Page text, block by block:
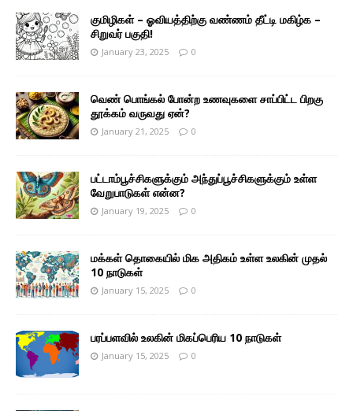
குமிழிகள் – ஓவியத்திற்கு வண்ணம் தீட்டி மகிழ்க –
சிறுவர் பகுதி!
January 23, 2025 0
வெண் பொங்கல் போன்ற உணவுகளை சாப்பிட்ட பிறகு
தூக்கம் வருவது ஏன்?
January 21, 2025 0
பட்டாம்பூச்சிகளுக்கும் அந்துப்பூச்சிகளுக்கும் உள்ள
வேறுபாடுகள் என்ன?
January 19, 2025 0
மக்கள் தொகையில் மிக அதிகம் உள்ள உலகின் முதல்
10 நாடுகள்
January 15, 2025 0
பரப்பளவில் உலகின் மிகப்பெரிய 10 நாடுகள்
January 15, 2025 0